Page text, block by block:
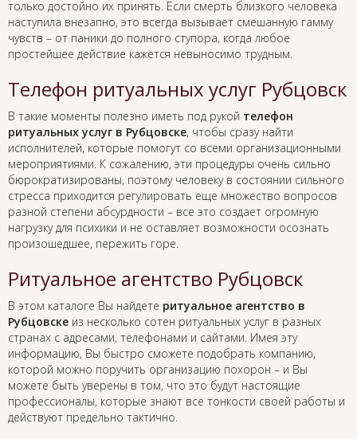
только достойно их принять. Если смерть близкого человека
наступила внезапно, это всегда вызывает смешанную гамму
чувств – от паники до полного ступора, когда любое
простейшее действие кажется невыносимо трудным.
Телефон ритуальных услуг Рубцовск
В такие моменты полезно иметь под рукой телефон
ритуальных услуг в Рубцовске, чтобы сразу найти
исполнителей, которые помогут со всеми организационными
мероприятиями. К сожалению, эти процедуры очень сильно
бюрократизированы, поэтому человеку в состоянии сильного
стресса приходится регулировать еще множество вопросов
разной степени абсурдности – все это создает огромную
нагрузку для психики и не оставляет возможности осознать
произошедшее, пережить горе.
Ритуальное агентство Рубцовск
В этом каталоге Вы найдете ритуальное агентство в
Рубцовске из несколько сотен ритуальных услуг в разных
странах с адресами, телефонами и сайтами. Имея эту
информацию, Вы быстро сможете подобрать компанию,
которой можно поручить организацию похорон – и Вы
можете быть уверены в том, что это будут настоящие
профессионалы, которые знают все тонкости своей работы и
действуют предельно тактично.